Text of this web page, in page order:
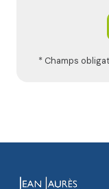
* Champs